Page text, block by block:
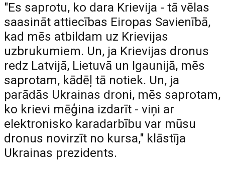
"Es saprotu, ko dara Krievija - tā vēlas
saasināt attiecības Eiropas Savienībā,
kad mēs atbildam uz Krievijas
uzbrukumiem. Un, ja Krievijas dronus
redz Latvijā, Lietuvā un Igaunijā, mēs
saprotam, kādēļ tā notiek. Un, ja
parādās Ukrainas droni, mēs saprotam,
ko krievi mēģina izdarīt - viņi ar
elektronisko karadarbību var mūsu
dronus novirzīt no kursa," klāstīja
Ukrainas prezidents.